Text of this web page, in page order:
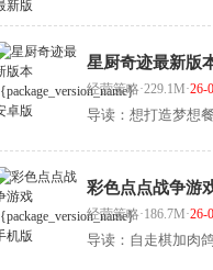
星厨奇迹最新版
经营策略·229.1M·26-
导读：想打造梦想
彩色点点战争游
经营策略·186.7M·26-
导读：自走棋加肉